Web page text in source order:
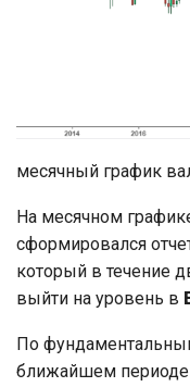
месячный график
На месячном
сформировался
который в течение
выйти на уровень в
По
ближайшем периоде